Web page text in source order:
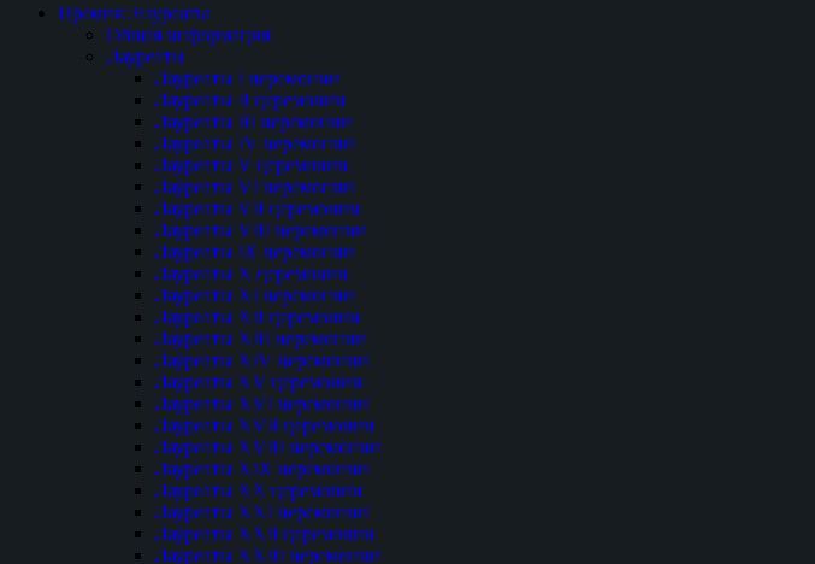
Премия::Лауреаты
Общая информация
Лауреаты
Лауреаты I церемонии
Лауреаты II церемонии
Лауреаты III церемонии
Лауреаты IV церемонии
Лауреаты V церемонии
Лауреаты VI церемонии
Лауреаты VII церемонии
Лауреаты VIII церемонии
Лауреаты IX церемонии
Лауреаты Х церемонии
Лауреаты XI церемонии
Лауреаты XII церемонии
Лауреаты XIII церемонии
Лауреаты XIV церемонии
Лауреаты XV церемонии
Лауреаты XVI церемонии
Лауреаты XVII церемонии
Лауреаты XVIII церемонии
Лауреаты XIX церемонии
Лауреаты XX церемонии
Лауреаты XXI церемонии
Лауреаты XXII церемонии
Лауреаты XXIII церемонии